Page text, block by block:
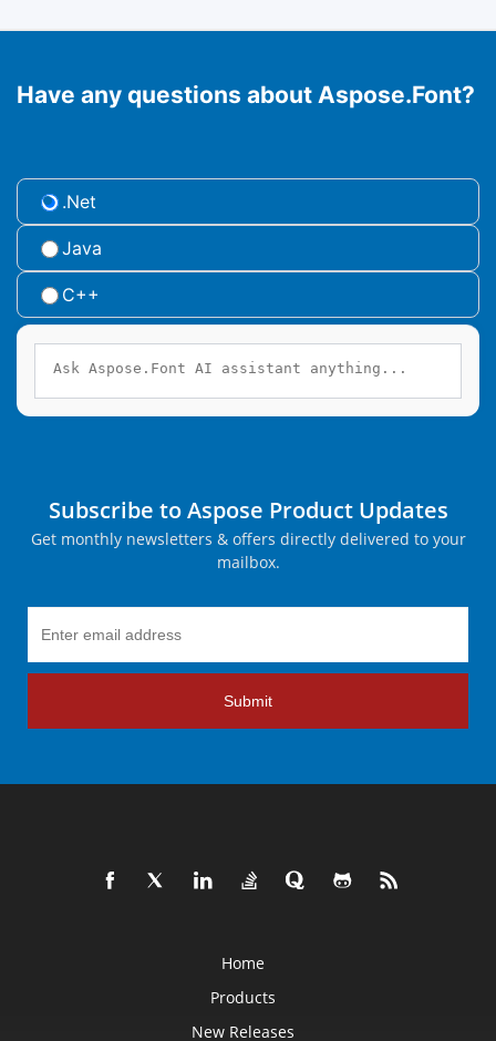
Have any questions about Aspose.Font?
.Net
Java
C++
Subscribe to Aspose Product Updates
Get monthly newsletters & offers directly delivered to your
mailbox.
Submit
Home
Products
New Releases